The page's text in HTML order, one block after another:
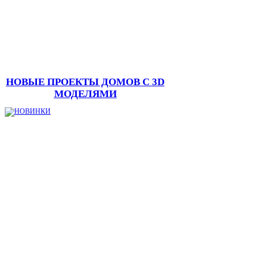
НОВЫЕ ПРОЕКТЫ ДОМОВ С 3D
МОДЕЛЯМИ